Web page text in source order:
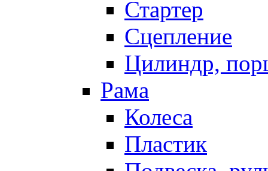
Стартер
Сцепление
Цилиндр,
Рама
Колеса
Пластик